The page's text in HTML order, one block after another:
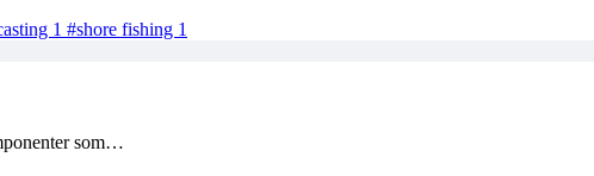
1 #shore fishing 1
som…